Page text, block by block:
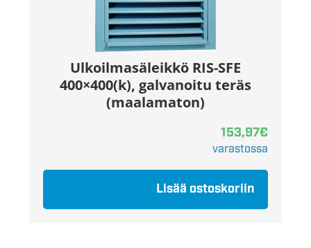
Ulkoilmasäleikkö RIS-SFE
400×400(k), galvanoitu teräs
(maalamaton)
153,97€
varastossa
Lisää ostoskoriin